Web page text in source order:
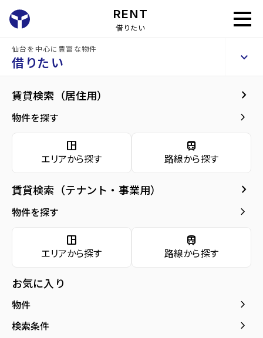
RENT
借りたい
仙台を中心に豊富な物件
借りたい keyboard_arrow_up
賃貸検索（居住用） keyboard_arrow_right
物件を探す keyboard_arrow_right
space_dashboard
エリアから探す
train
路線から探す
賃貸検索（テナント・事業用） keyboard_arrow_right
物件を探す keyboard_arrow_right
space_dashboard
エリアから探す
train
路線から探す
お気に入り
物件 keyboard_arrow_right
検索条件 keyboard_arrow_right
賃貸マンション サニーヒルズ泉中央
建物概要
現在募集中の物件arrow_forward
arrow_forward
地図・周辺環境 arrow_forward
サニーヒルズ泉中央 4階
管理費・共益費
間取り
アクセス